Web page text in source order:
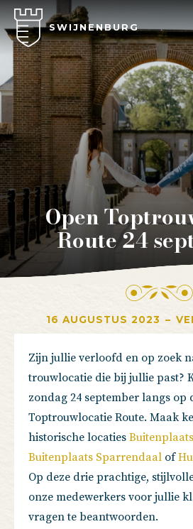
SWIJNENBURG
Open
Route 24
16 AUGUSTUS 2023 –
Zijn jullie verloofd en op zoek
trouwlocatie die bij jullie past?
zondag 24 september langs op
Toptrouwlocatie Route. Maak
historische locaties
Buitenplaats Sparrendaal of
Op deze drie prachtige,
onze medewerkers voor jullie
vragen te beantwoorden.